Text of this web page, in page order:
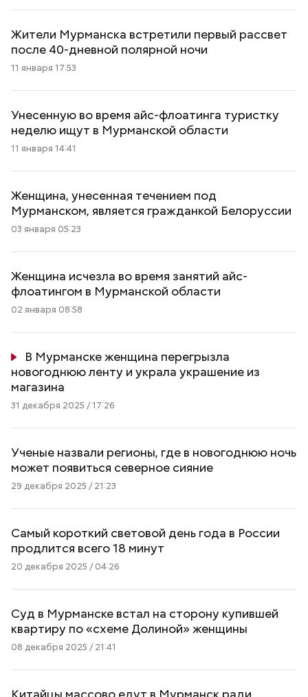
Жители Мурманска встретили первый рассвет
после 40-дневной полярной ночи
11 января 17:53
Унесенную во время айс-флоатинга туристку
неделю ищут в Мурманской области
11 января 14:41
Женщина, унесенная течением под
Мурманском, является гражданкой Белоруссии
03 января 05:23
Женщина исчезла во время занятий айс-
флоатингом в Мурманской области
02 января 08:58
В Мурманске женщина перегрызла
новогоднюю ленту и украла украшение из
магазина
31 декабря 2025 / 17:26
Ученые назвали регионы, где в новогоднюю ночь
может появиться северное сияние
29 декабря 2025 / 21:23
Самый короткий световой день года в России
продлится всего 18 минут
20 декабря 2025 / 04:26
Суд в Мурманске встал на сторону купившей
квартиру по «схеме Долиной» женщины
08 декабря 2025 / 21:41